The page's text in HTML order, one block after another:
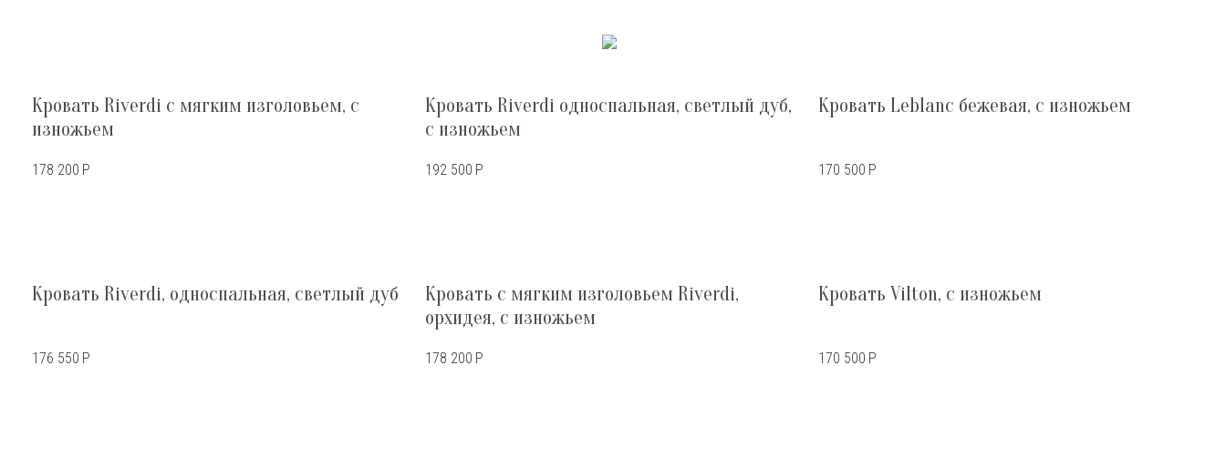
Кровать Riverdi с мягким изголовьем, с
изножьем
178 200 Р
Кровать Riverdi односпальная, светлый дуб,
с изножьем
192 500 Р
Кровать Leblanc бежевая, с изножьем
170 500 Р
Кровать Riverdi, односпальная, светлый дуб
176 550 Р
Кровать с мягким изголовьем Riverdi,
орхидея, с изножьем
178 200 Р
Кровать Vilton, с изножьем
170 500 Р